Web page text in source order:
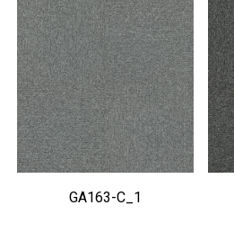
GA163-C_1